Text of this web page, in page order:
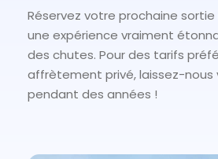
Réservez votre prochaine
une expérience vraiment
des chutes. Pour des tarifs
affrètement privé, laissez-nous
pendant des années !